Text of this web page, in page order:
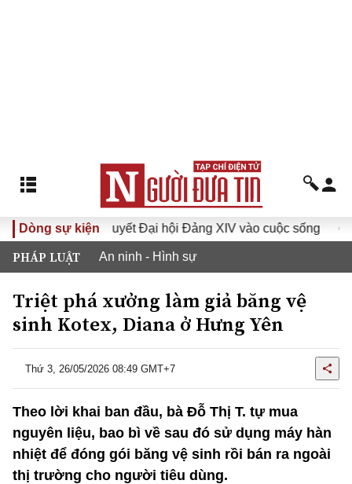
Dòng sự kiện
Đưa Nghị quyết Đại hội Đảng XIV vào cuộc sống
PHÁP LUẬT An ninh - Hình sự
Triệt phá xưởng làm giả băng vệ
sinh Kotex, Diana ở Hưng Yên
Thứ 3, 26/05/2026 08:49 GMT+7
Theo lời khai ban đầu, bà Đỗ Thị T. tự mua
nguyên liệu, bao bì về sau đó sử dụng máy hàn
nhiệt để đóng gói băng vệ sinh rồi bán ra ngoài
thị trường cho người tiêu dùng.